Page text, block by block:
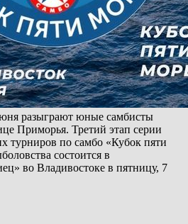
разыграют юные самбисты
Приморья. Третий этап серии
турниров по самбо «Кубок пяти
состоится в
во Владивостоке в пятницу, 7